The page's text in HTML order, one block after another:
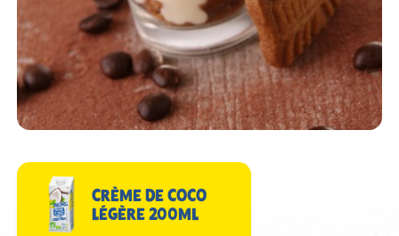
CRÈME DE COCO
LÉGÈRE 200ML